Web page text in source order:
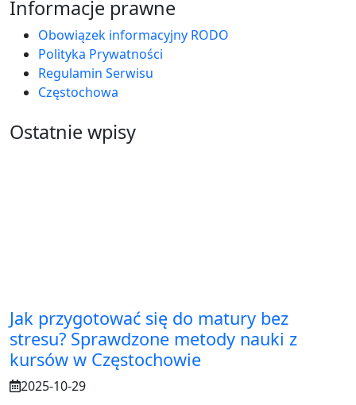
Informacje prawne
Obowiązek informacyjny RODO
Polityka Prywatności
Regulamin Serwisu
Częstochowa
Ostatnie wpisy
Jak przygotować się do matury bez
stresu? Sprawdzone metody nauki z
kursów w Częstochowie
2025-10-29